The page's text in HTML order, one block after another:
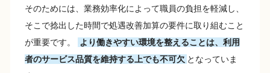
そのためには、業務効率化によって職員の負担を軽減し、
そこで捻出した時間で処遇改善加算の要件に取り組むこと
が重要です。
より働きやすい環境を整えることは、利用
者のサービス品質を維持する上でも不可欠 となっていま